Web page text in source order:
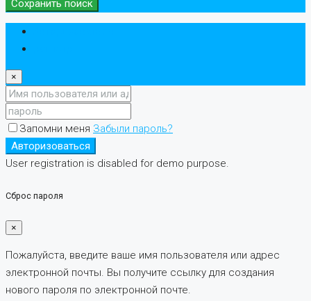
Сохранить поиск
×
Запомни меня Забыли пароль?
Авторизоваться
User registration is disabled for demo purpose.
Сброс пароля
×
Пожалуйста, введите ваше имя пользователя или адрес
электронной почты. Вы получите ссылку для создания
нового пароля по электронной почте.